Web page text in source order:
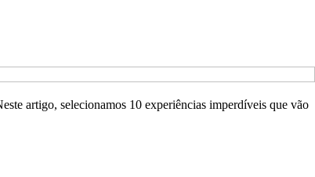
artigo, selecionamos 10 experiências imperdíveis que vão